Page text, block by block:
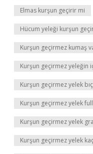
Elmas kurşun geçirir mi
Hücum yeleği kurşun
Kurşun geçirmez kumaş
Kurşun geçirmez yeleğin
Kurşun geçirmez yelek
Kurşun geçirmez yelek
Kurşun geçirmez yelek
Kurşun geçirmez yelek